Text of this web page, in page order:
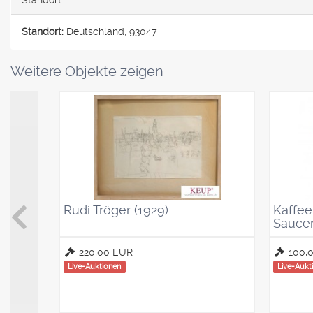
Standort: Deutschland, 93047
Weitere Objekte zeigen
Rudi Tröger (1929)
220,00 EUR
Live-Auktionen Live-